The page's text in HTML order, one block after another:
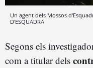
Un agent dels Mossos
D'ESQUADRA
Segons els
com a titular dels